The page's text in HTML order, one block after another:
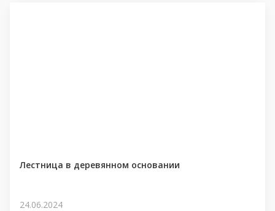
Лестница в деревянном основании
24.06.2024